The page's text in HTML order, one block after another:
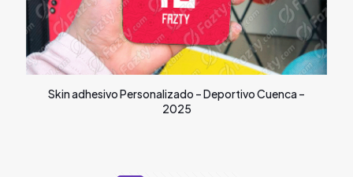
Skin adhesivo Personalizado – Deportivo Cuenca –
2025